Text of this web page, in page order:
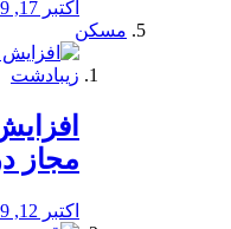
اکتبر 17, 2019
مسکن
مجاز
اکتبر 12, 2019